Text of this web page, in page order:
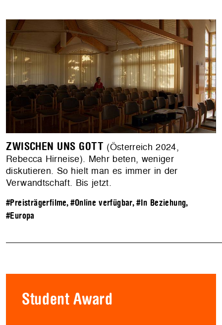
ZWISCHEN UNS GOTT (Österreich 2024,
Rebecca Hirneise). Mehr beten, weniger
diskutieren. So hielt man es immer in der
Verwandtschaft. Bis jetzt.
#Preisträgerfilme,#Online verfügbar,#In Beziehung,
#Europa
Student Award